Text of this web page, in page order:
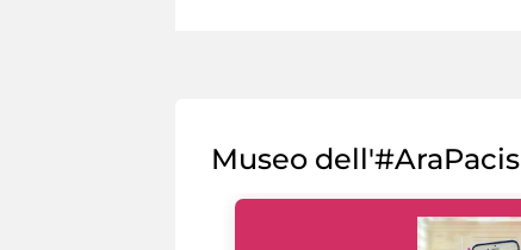
Museo dell'#AraPacis